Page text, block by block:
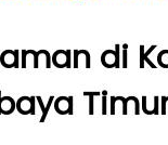
di